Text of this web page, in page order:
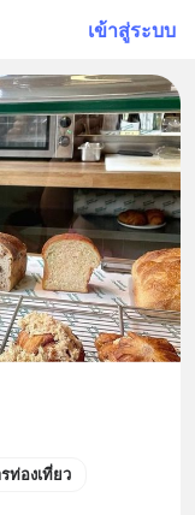
เข้าสู่ระบบ
ท่องเที่ยว